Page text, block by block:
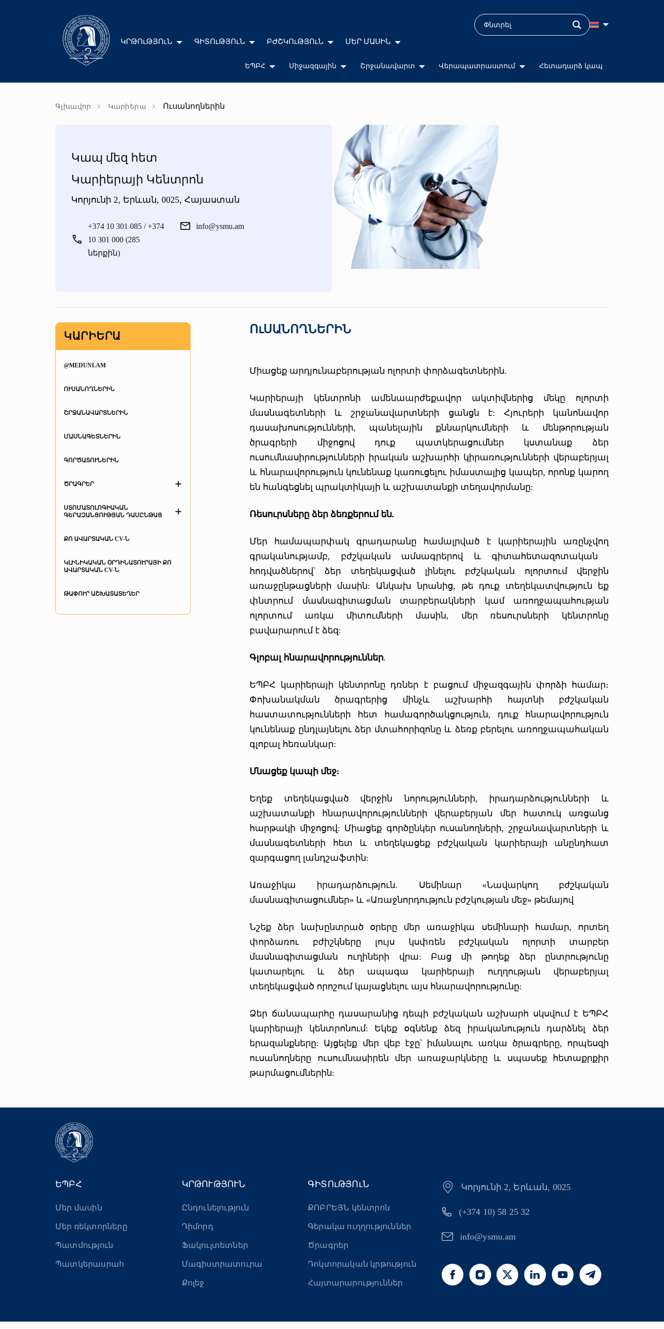
ԿՐԹՈւԹՅՈւՆ ԳԻՏՈւԹՅՈւՆ ԲԺՇԿՈւԹՅՈւՆ ՄԵՐ ՄԱՍԻՆ
ԵՊԲՀ Միջազգային Շրջանավարտ Վերապատրաստում Հետադարձ կապ
Գլխավոր Կարիերա Ուսանողներին
Կապ մեզ հետ
Կարիերայի Կենտրոն
Կորյունի 2, Երևան, 0025, Հայաստան
+374 10 301 085 / +374
10 301 000 (285
ներքին)
info@ysmu.am
ԿԱՐԻԵՐԱ
@MEDUNI.AM
ՈՒՍԱՆՈՂՆԵՐԻՆ
ՇՐՋԱՆԱՎԱՐՏՆԵՐԻՆ
ՄԱՍՆԱԳԵՏՆԵՐԻՆ
ԳՈՐԾԱՏՈՒՆԵՐԻՆ
ԾՐԱԳՐԵՐ
ՍՏՈՄԱՏՈԼՈԳԻԱԿԱՆ
ԳԵՐԱԶԱՆՑՈՒԹՅԱՆ ԴԱՍԸՆԹԱՑ
Մոդուլ 3
Մոդուլ 6
ՔՈ ԱՎԱՐՏԱԿԱՆ CV-Ն
ԿԼԻՆԻԿԱԿԱՆ ՕՐԴԻՆԱՏՈՒՐԱՅԻ ՔՈ
ԱՎԱՐՏԱԿԱՆ CV-Ն
ԹԱՓՈՒՐ ԱՇԽԱՏԱՏԵՂԵՐ
ՈւՍԱՆՈՂՆԵՐԻՆ
Միացեք արդյունաբերության ոլորտի փորձագետներին.
Կարիերայի կենտրոնի ամենաարժեքավոր ակտիվներից մեկը ոլորտի
մասնագետների և շրջանավարտների ցանցն է: Հյուրերի կանոնավոր
դասախոսությունների, պանելային քննարկումների և մենթորության
ծրագրերի միջոցով դուք պատկերացումներ կստանաք ձեր
ուսումնասիրությունների իրական աշխարհի կիրառությունների վերաբերյալ
և հնարավորություն կունենաք կառուցելու իմաստալից կապեր, որոնք կարող
են հանգեցնել պրակտիկայի և աշխատանքի տեղավորմանը:
Ռեսուրսները ձեր ձեռքերում են.
Մեր համապարփակ գրադարանը համալրված է կարիերային առընչվող
գրականությամբ, բժշկական ամսագրերով և գիտահետազոտական ​​
հոդվածներով՝ ձեր տեղեկացված լինելու բժշկական ոլորտում վերջին
առաջընթացների մասին: Անկախ նրանից, թե դուք տեղեկատվություն եք
փնտրում մասնագիտացման տարբերակների կամ առողջապահության
ոլորտում առկա միտումների մասին, մեր ռեսուրսների կենտրոնը
բավարարում է ձեզ:
Գլոբալ հնարավորություններ.
ԵՊԲՀ կարիերայի կենտրոնը դռներ է բացում միջազգային փորձի համար։
Փոխանակման ծրագրերից մինչև աշխարհի հայտնի բժշկական
հաստատությունների հետ համագործակցություն, դուք հնարավորություն
կունենաք ընդլայնելու ձեր մտահորիզոնը և ձեռք բերելու առողջապահական
գլոբալ հեռանկար:
Մնացեք կապի մեջ:
Եղեք տեղեկացված վերջին նորությունների, իրադարձությունների և
աշխատանքի հնարավորությունների վերաբերյան մեր հատուկ առցանց
հարթակի միջոցով: Միացեք գործընկեր ուսանողների, շրջանավարտների և
մասնագետների հետ և տեղեկացեք բժշկական կարիերայի անընդհատ
զարգացող լանդշաֆտին:
Առաջիկա իրադարձություն. Սեմինար «Նավարկող բժշկական
մասնագիտացումներ» և «Առաջնորդություն բժշկության մեջ» թեմայով
Նշեք ձեր նախընտրած օրերը մեր առաջիկա սեմինարի համար, որտեղ
փորձառու բժիշկները լույս կսփռեն բժշկական ոլորտի տարբեր
մասնագիտացման ուղիների վրա: Բաց մի թողեք ձեր ընտրությունը
կատարելու և ձեր ապագա կարիերայի ուղղության վերաբերյալ
տեղեկացված որոշում կայացնելու այս հնարավորությունը:
Ձեր ճանապարհը դասարանից դեպի բժշկական աշխարհ սկսվում է ԵՊԲՀ
կարիերայի կենտրոնում: Եկեք օգնենք ձեզ իրականություն դարձնել ձեր
երազանքները: Այցելեք մեր վեբ էջը՝ իմանալու առկա ծրագրերը, որպեսզի
ուսանողները ուսումնասիրեն մեր առաջարկները և սպասեք հետաքրքիր
թարմացումներին:
ԵՊԲՀ
Մեր մասին
Մեր ռեկտորները
Պատմություն
Պատկերասրահ
ԿՐԹՈՒԹՅՈՒՆ
Ընդունելություն
Դիմորդ
Ֆակուլտետներ
Մագիստրատուրա
Քոլեջ
ԳԻՏՈւԹՅՈւՆ
ՔՈԲՐԵՅՆ կենտրոն
Գերակա ուղղություններ
Ծրագրեր
Դոկտորական կրթություն
Հայտարարություններ
Կորյունի 2, Երևան, 0025
(+374 10) 58 25 32
info@ysmu.am